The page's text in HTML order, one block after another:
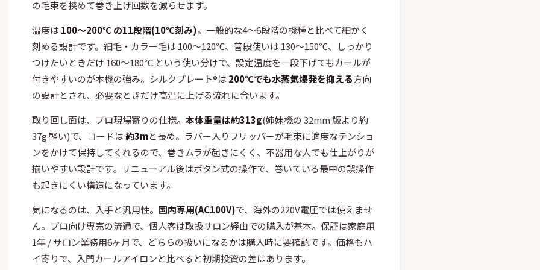
の毛束を挟めて巻き上げ回数を減らせます。
温度は 100〜200℃ の11段階(10℃刻み)。一般的な4〜6段階の機種と比べて細かく
刻める設計です。細毛・カラー毛は 100〜120℃、普段使いは 130〜150℃、しっかり
つけたいときだけ 160〜180℃ という使い分けで、設定温度を一段下げてもカールが
付きやすいのが本機の強み。シルクプレート®は 200℃でも水蒸気爆発を抑える方向
の設計とされ、必要なときだけ高温に上げる流れに合います。
取り回し面は、プロ現場寄りの仕様。 本体重量は約313g(姉妹機の 32mm 版より約
37g 軽い)で、コードは約3mと長め。ラバー入りフリッパーが毛束に適度なテンショ
ンをかけて保持してくれるので、巻きムラが起きにくく、不器用な人でも仕上がりが
揃いやすい設計です。リニューアル後はボタン式の操作で、巻いている最中の誤操作
も起きにくい構造になっています。
気になるのは、入手と汎用性。 国内専用(AC100V)で、海外の220V電圧では使えませ
ん。プロ向け専売の流通で、個人客は取扱サロン経由での購入が基本。保証は家庭用
1年 / サロン業務用6ヶ月で、どちらの扱いになるかは購入時に要確認です。価格もハ
イ寄りで、入門カールアイロンと比べると初期投資の差はあります。